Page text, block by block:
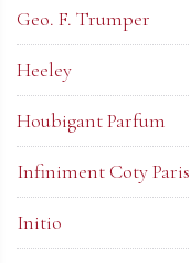
Geo. F. Trumper
Heeley
Houbigant Parfum
Infiniment Coty Paris
Initio